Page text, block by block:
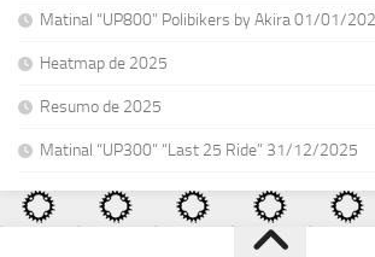
Matinal “UP800” Polibikers by Akira 01/01/
Heatmap de 2025
Resumo de 2025
Matinal “UP300” “Last 25 Ride” 31/12/2025